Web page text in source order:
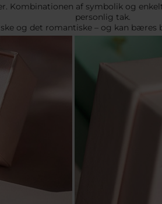
Kombinationen af symbolik og
personlig tak.
og det romantiske – og kan